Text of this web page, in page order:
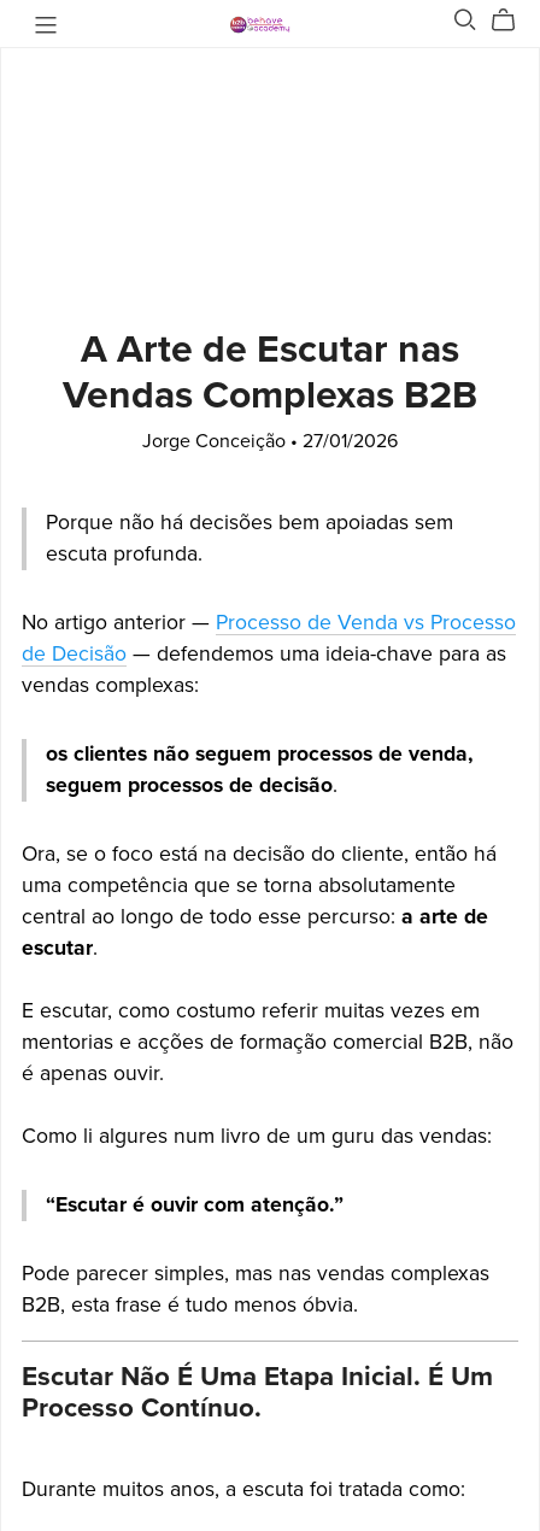
A Arte de Escutar nas
Vendas Complexas B2B
Jorge Conceição 27/01/2026
Porque não há decisões bem apoiadas sem
escuta profunda.
No artigo anterior — Processo de Venda vs Processo
de Decisão— defendemos uma ideia-chave para as
vendas complexas:
os clientes não seguem processos de venda,
seguem processos de decisão.
Ora, se o foco está na decisão do cliente, então há
uma competência que se torna absolutamente
central ao longo de todo esse percurso: a arte de
escutar.
E escutar, como costumo referir muitas vezes em
mentorias e acções de formação comercial B2B, não
é apenas ouvir.
Como li algures num livro de um guru das vendas:
“Escutar é ouvir com atenção.”
Pode parecer simples, mas nas vendas complexas
B2B, esta frase é tudo menos óbvia.
Escutar Não É Uma Etapa Inicial. É Um
Processo Contínuo.
Durante muitos anos, a escuta foi tratada como: